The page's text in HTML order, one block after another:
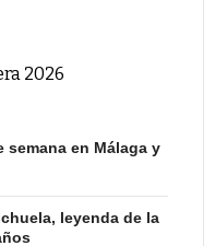
2026
semana en Málaga y
leyenda de la